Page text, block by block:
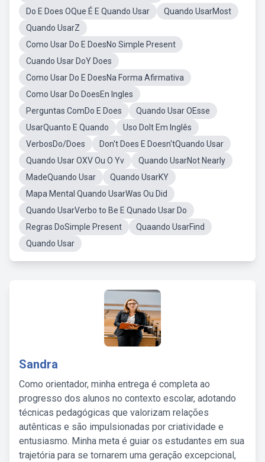
Do E Does OQue É E Quando Usar
Quando UsarMost
Quando UsarZ
Como Usar Do E DoesNo Simple Present
Cuando Usar DoY Does
Como Usar Do E DoesNa Forma Afirmativa
Como Usar Do DoesEn Ingles
Perguntas ComDo E Does
Quando Usar OEsse
UsarQuanto E Quando
Uso DoIt Em Inglês
VerbosDo/Does
Don't Does E Doesn'tQuando Usar
Quando Usar OXV Ou O Yv
Quando UsarNot Nearly
MadeQuando Usar
Quando UsarKY
Mapa Mental Quando UsarWas Ou Did
Quando UsarVerbo to Be E Qunado Usar Do
Regras DoSimple Present
Quaando UsarFind
Quando Usar
Sandra
Como orientador, minha entrega é completa ao
progresso dos alunos no contexto escolar, adotando
técnicas pedagógicas que valorizam relações
autênticas e são impulsionadas por criatividade e
entusiasmo. Minha meta é guiar os estudantes em sua
trajetória para se tornarem uma geração excepcional,